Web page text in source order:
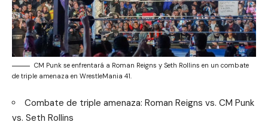
CM Punk se enfrentará a Roman Reigns y Seth Rollins en un combate
de triple amenaza en WrestleMania 41.
Combate de triple amenaza: Roman Reigns vs. CM Punk
vs. Seth Rollins